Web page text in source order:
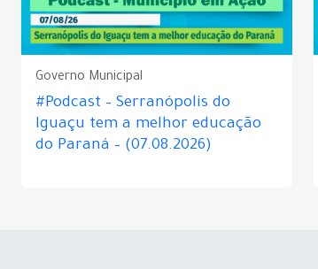
Governo Municipal
#Podcast – Serranópolis do
Iguaçu tem a melhor educação
do Paraná – (07.08.2026)